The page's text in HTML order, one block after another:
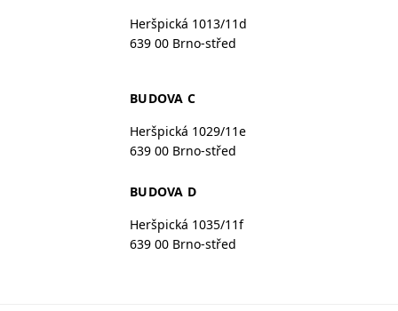
Heršpická 1013/11d
639 00 Brno-střed
BUDOVA C
Heršpická 1029/11e
639 00 Brno-střed
BUDOVA D
Heršpická 1035/11f
639 00 Brno-střed